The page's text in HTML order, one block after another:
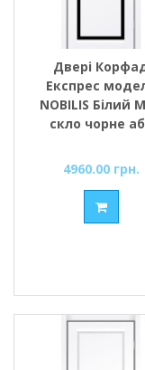
Двері
Експрес
NOBILIS Білий
скло чорне
4960.00 грн.